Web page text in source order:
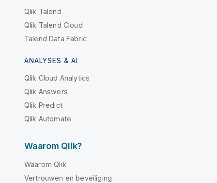
Qlik Talend
Qlik Talend Cloud
Talend Data Fabric
ANALYSES & AI
Qlik Cloud Analytics
Qlik Answers
Qlik Predict
Qlik Automate
Waarom Qlik?
Waarom Qlik
Vertrouwen en beveiliging